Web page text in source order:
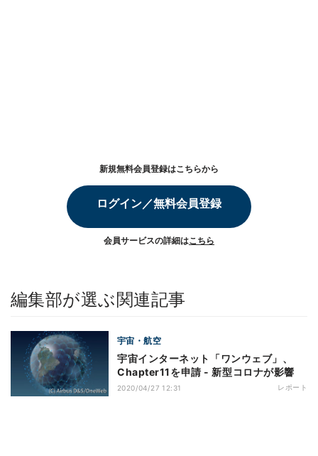
新規無料会員登録はこちらから
ログイン／無料会員登録
会員サービスの詳細はこちら
編集部が選ぶ関連記事
宇宙・航空
宇宙インターネット「ワンウェブ」、
Chapter11を申請 - 新型コロナが影響
2020/04/27 12:31 レポート